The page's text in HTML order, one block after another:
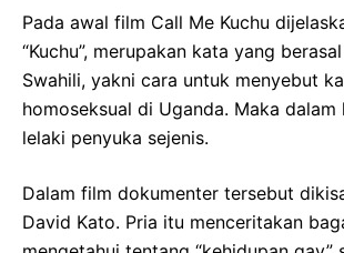
Pada awal film Call Me Kuchu
“Kuchu”, merupakan kata yang
Swahili, yakni cara untuk menyebut
homoseksual di Uganda. Maka dalam
lelaki penyuka sejenis.
Dalam film dokumenter tersebut
David Kato. Pria itu menceritakan